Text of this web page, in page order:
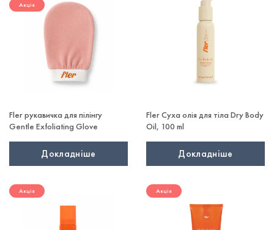
Акція
Fler рукавичка для пілінгу
Gentle Exfoliating Glove
Докладніше
Fler Суха олія для тіла Dry Body
Oil, 100 ml
Докладніше
Акція Акція